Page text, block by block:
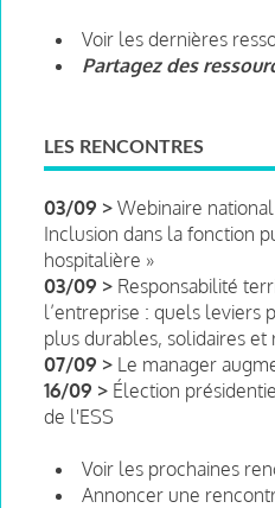
Voir les dernières
Partagez des
LES RENCONTRES
03/09 > Webinaire
Inclusion dans la fonction
hospitalière »
03/09 > Responsabilité
l’entreprise : quels leviers
plus durables, solidaires et
07/09 > Le manager
16/09 > Élection
de l'ESS
Voir les prochaines
Annoncer une